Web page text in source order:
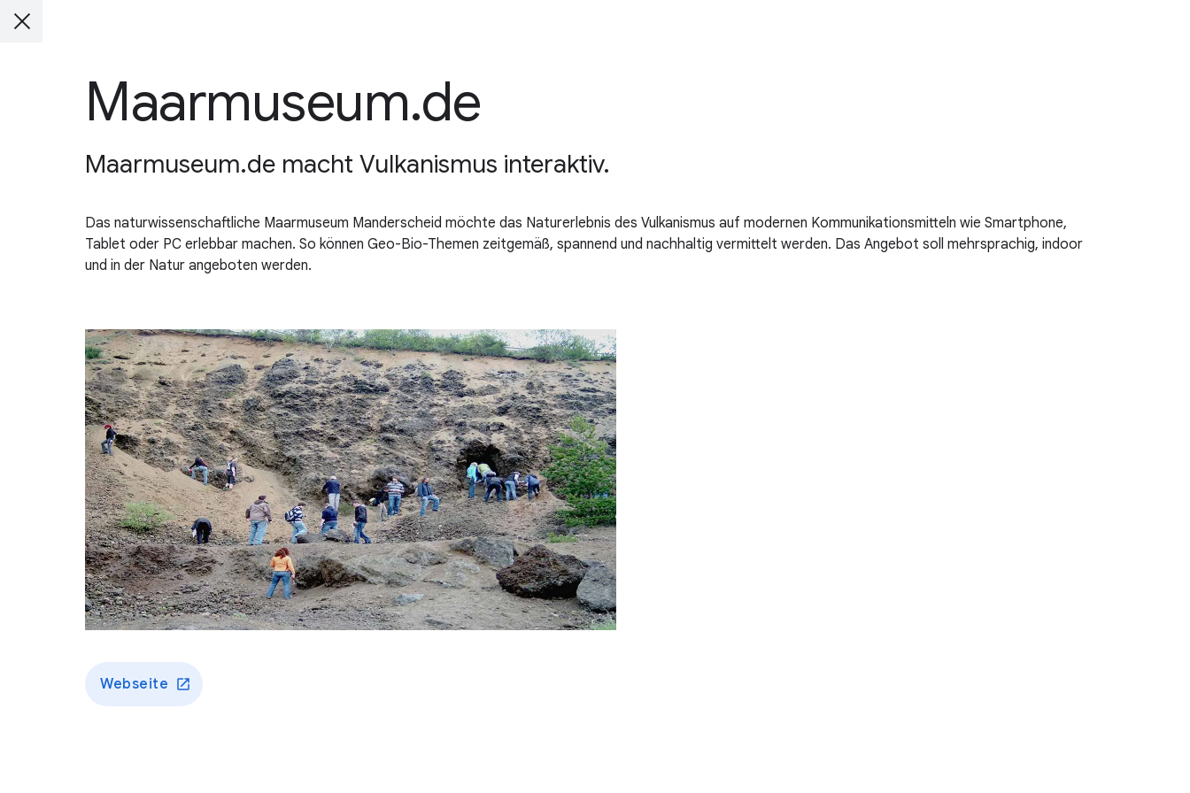
Maarmuseum.de
Maarmuseum.de macht Vulkanismus interaktiv.
Das naturwissenschaftliche Maarmuseum Manderscheid möchte das Naturerlebnis des Vulkanismus auf modernen Kommunikationsmitteln wie Smartphone,
Tablet oder PC erlebbar machen. So können Geo-Bio-Themen zeitgemäß, spannend und nachhaltig vermittelt werden. Das Angebot soll mehrsprachig, indoor
und in der Natur angeboten werden.
Webseite